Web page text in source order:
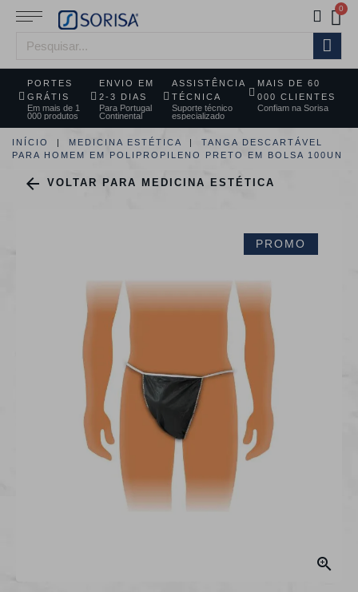
PORTES
GRÁTIS
Em mais de 1
000 produtos
ENVIO EM
2-3 DIAS
Para Portugal
Continental
ASSISTÊNCIA
TÉCNICA
Suporte técnico
especializado
MAIS DE 60
000 CLIENTES
Confiam na Sorisa
INÍCIO MEDICINA ESTÉTICA
TANGA DESCARTÁVEL
PARA HOMEM EM POLIPROPILENO PRETO EM BOLSA 100UN
 VOLTAR PARA MEDICINA ESTÉTICA
PROMO
